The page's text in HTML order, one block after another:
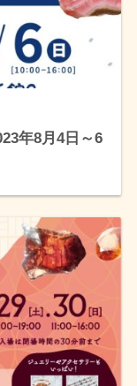
年8月4日～6